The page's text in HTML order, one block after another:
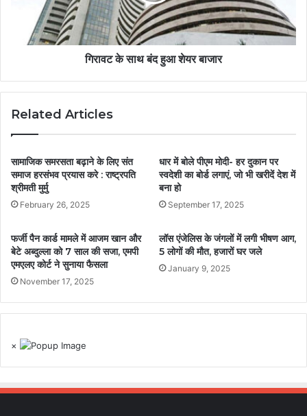
गिरावट के साथ बंद हुआ शेयर बाजार
Related Articles
सामाजिक समरसता बढ़ाने के लिए संत
समाज हरसंभव प्रयास करे : राष्ट्रपति
श्रीमती मुर्मु
February 26, 2025
धार में बोले पीएम मोदी- हर दुकान पर
स्वदेशी का बोर्ड लगाएं, जो भी खरीदें देश में
बना हो
September 17, 2025
फर्जी पैन कार्ड मामले में आजम खान और
बेटे अब्दुल्ला को 7 साल की सजा, एमपी
एमएलए कोर्ट ने सुनाया फैसला
November 17, 2025
लॉस एंजेलिस के जंगलों में लगी भीषण आग,
5 लोगों की मौत, हजारों घर जले
January 9, 2025
×